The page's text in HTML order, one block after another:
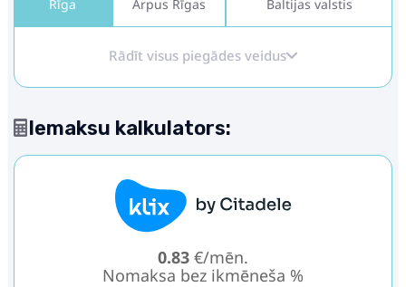
Rīga Ārpus Rīgas Baltijas valstis
Rādīt visus piegādes veidus
Iemaksu kalkulators:
0.83 €/mēn.
Nomaksa bez ikmēneša %